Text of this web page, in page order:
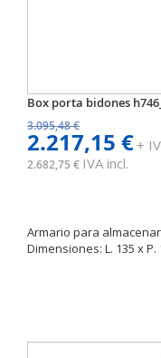
Box porta bidones
3.095,48 €
2.217,15 €+
2.682,75 € IVA incl.
Armario para
Dimensiones: L. 135 x P.